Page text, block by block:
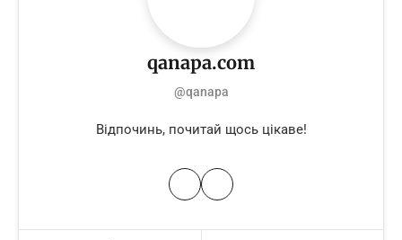
qanapa.com
@qanapa
Відпочинь, почитай щось цікаве!